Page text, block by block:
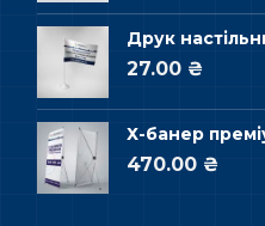
Друк
27.00 ₴
Х-банер
470.00 ₴